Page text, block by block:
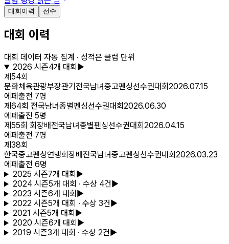
대회이력 선수
대회 이력
대회 데이터 자동 집계 · 성적은 클럽 단위
2026 시즌4개 대회 ▶
제54회
문화체육관광부장관기전국남녀중고펜싱선수권대회 2026.07.15
에페 출전 7명
제64회 전국남녀종별펜싱선수권대회 2026.06.30
에페 출전 5명
제55회 회장배전국남녀종별펜싱선수권대회 2026.04.15
에페 출전 7명
제38회
한국중고펜싱연맹회장배전국남녀중고펜싱선수권대회 2026.03.23
에페 출전 6명
2025 시즌7개 대회 ▶
2024시즌5개 대회 · 수상 4건 ▶
2023 시즌6개 대회 ▶
2022 시즌5개 대회 · 수상 3건 ▶
2021 시즌5개 대회 ▶
2020 시즌6개 대회 ▶
2019 시즌3개 대회 · 수상 2건 ▶